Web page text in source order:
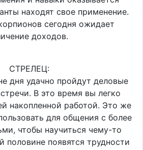
находят свое применение.
сегодня ожидает
доходов.
СТРЕЛЕЦ:
дня удачно пройдут деловые
В это время вы легко
накопленной работой. Это же
для общения с более
чтобы научиться чему-то
половине появятся трудности